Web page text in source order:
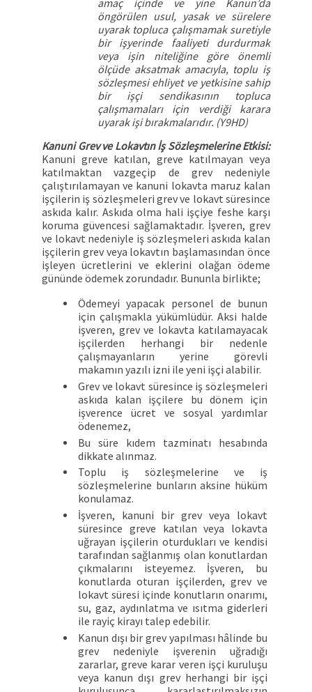
öngörülen usul, yasak ve sürelere
uyarak topluca çalışmamak suretiyle
bir işyerinde faaliyeti durdurmak
veya işin niteliğine göre önemli
ölçüde aksatmak amacıyla, toplu iş
sözleşmesi ehliyet ve yetkisine sahip
bir işçi sendikasının topluca
çalışmamaları için verdiği karara
uyarak işi bırakmalarıdır. (Y9HD)
Kanuni Grev ve Lokavtın İş Sözleşmelerine Etkisi:
Kanuni greve katılan, greve katılmayan veya
katılmaktan vazgeçip de grev nedeniyle
çalıştırılamayan ve kanuni lokavta maruz kalan
işçilerin iş sözleşmeleri grev ve lokavt süresince
askıda kalır. Askıda olma hali işçiye feshe karşı
koruma güvencesi sağlamaktadır. İşveren, grev
ve lokavt nedeniyle iş sözleşmeleri askıda kalan
işçilerin grev veya lokavtın başlamasından önce
işleyen ücretlerini ve eklerini olağan ödeme
gününde ödemek zorundadır. Bununla birlikte;
Ödemeyi yapacak personel de bunun
için çalışmakla yükümlüdür. Aksi halde
işveren, grev ve lokavta katılamayacak
işçilerden herhangi bir nedenle
çalışmayanların yerine görevli
makamın yazılı izni ile yeni işçi alabilir.
Grev ve lokavt süresince iş sözleşmeleri
askıda kalan işçilere bu dönem için
işverence ücret ve sosyal yardımlar
ödenemez,
Bu süre kıdem tazminatı hesabında
dikkate alınmaz.
Toplu iş sözleşmelerine ve iş
sözleşmelerine bunların aksine hüküm
konulamaz.
İşveren, kanuni bir grev veya lokavt
süresince greve katılan veya lokavta
uğrayan işçilerin oturdukları ve kendisi
tarafından sağlanmış olan konutlardan
çıkmalarını isteyemez. İşveren, bu
konutlarda oturan işçilerden, grev ve
lokavt süresi içinde konutların onarımı,
su, gaz, aydınlatma ve ısıtma giderleri
ile rayiç kirayı talep edebilir.
Kanun dışı bir grev yapılması hâlinde bu
grev nedeniyle işverenin uğradığı
zararlar, greve karar veren işçi kuruluşu
veya kanun dışı grev herhangi bir işçi